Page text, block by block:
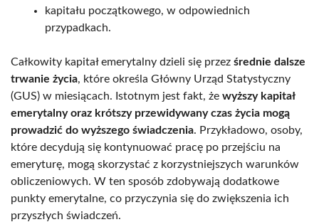
kapitału początkowego, w odpowiednich
przypadkach.
Całkowity kapitał emerytalny dzieli się przez średnie dalsze
trwanie życia, które określa Główny Urząd Statystyczny
(GUS) w miesiącach. Istotnym jest fakt, że wyższy kapitał
emerytalny oraz krótszy przewidywany czas życia mogą
prowadzić do wyższego świadczenia. Przykładowo, osoby,
które decydują się kontynuować pracę po przejściu na
emeryturę, mogą skorzystać z korzystniejszych warunków
obliczeniowych. W ten sposób zdobywają dodatkowe
punkty emerytalne, co przyczynia się do zwiększenia ich
przyszłych świadczeń.